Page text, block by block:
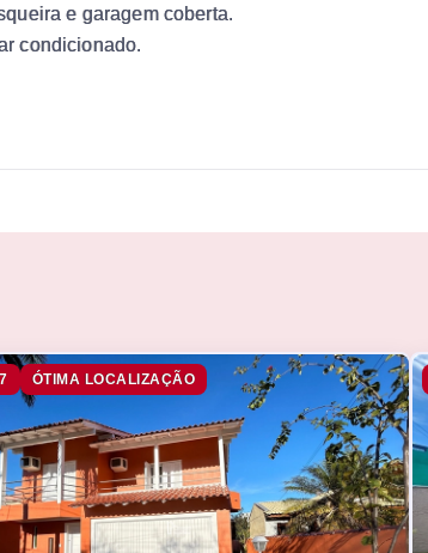
e garagem coberta.
condicionado.
ÓTIMA LOCALIZAÇÃO